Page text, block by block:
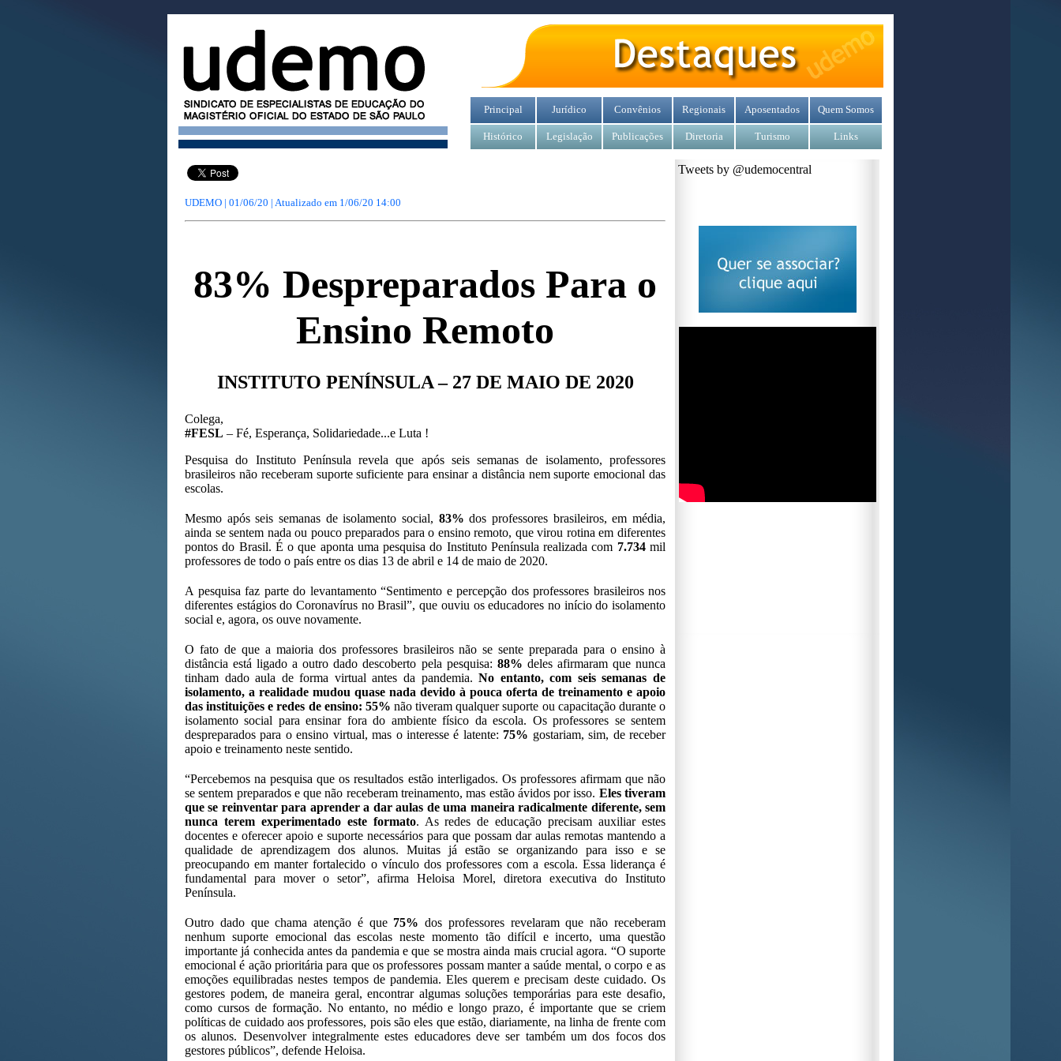
Principal Jurídico Convênios Regionais Aposentados Quem Somos
Histórico Legislação Publicações Diretoria Turismo Links
UDEMO | 01/06/20 | Atualizado em 1/06/20 14:00
83% Despreparados Para o
Ensino Remoto
INSTITUTO PENÍNSULA – 27 DE MAIO DE 2020
Colega,
#FESL – Fé, Esperança, Solidariedade...e Luta !
Pesquisa do Instituto Península revela que após seis semanas de isolamento, professores
brasileiros não receberam suporte suficiente para ensinar a distância nem suporte emocional das
escolas.
Mesmo após seis semanas de isolamento social, 83% dos professores brasileiros, em média,
ainda se sentem nada ou pouco preparados para o ensino remoto, que virou rotina em diferentes
pontos do Brasil. É o que aponta uma pesquisa do Instituto Península realizada com 7.734mil
professores de todo o país entre os dias 13 de abril e 14 de maio de 2020.
A pesquisa faz parte do levantamento “Sentimento e percepção dos professores brasileiros nos
diferentes estágios do Coronavírus no Brasil”, que ouviu os educadores no início do isolamento
social e, agora, os ouve novamente.
O fato de que a maioria dos professores brasileiros não se sente preparada para o ensino à
distância está ligado a outro dado descoberto pela pesquisa: 88% deles afirmaram que nunca
tinham dado aula de forma virtual antes da pandemia.No entanto, com seis semanas de
isolamento, a realidade mudou quase nada devido à pouca oferta de treinamento e apoio
das instituições e redes de ensino: 55% não tiveram qualquer suporte ou capacitação durante o
isolamento social para ensinar fora do ambiente físico da escola. Os professores se sentem
despreparados para o ensino virtual, mas o interesse é latente: 75% gostariam, sim, de receber
apoio e treinamento neste sentido.
“Percebemos na pesquisa que os resultados estão interligados. Os professores afirmam que não
se sentem preparados e que não receberam treinamento, mas estão ávidos por isso. Eles tiveram
que se reinventar para aprender a dar aulas de uma maneira radicalmente diferente, sem
nunca terem experimentado este formato. As redes de educação precisam auxiliar estes
docentes e oferecer apoio e suporte necessários para que possam dar aulas remotas mantendo a
qualidade de aprendizagem dos alunos. Muitas já estão se organizando para isso e se
preocupando em manter fortalecido o vínculo dos professores com a escola. Essa liderança é
fundamental para mover o setor”, afirma Heloisa Morel, diretora executiva do Instituto
Península.
Outro dado que chama atenção é que 75% dos professores revelaram que não receberam
nenhum suporte emocional das escolas neste momento tão difícil e incerto, uma questão
importante já conhecida antes da pandemia e que se mostra ainda mais crucial agora. “O suporte
emocional é ação prioritária para que os professores possam manter a saúde mental, o corpo e as
emoções equilibradas nestes tempos de pandemia. Eles querem e precisam deste cuidado. Os
gestores podem, de maneira geral, encontrar algumas soluções temporárias para este desafio,
como cursos de formação. No entanto, no médio e longo prazo, é importante que se criem
políticas de cuidado aos professores, pois são eles que estão, diariamente, na linha de frente com
os alunos. Desenvolver integralmente estes educadores deve ser também um dos focos dos
gestores públicos”, defende Heloisa.
Tweets by @udemocentral